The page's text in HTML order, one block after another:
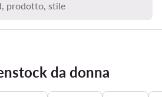
prodotto, stile
da donna